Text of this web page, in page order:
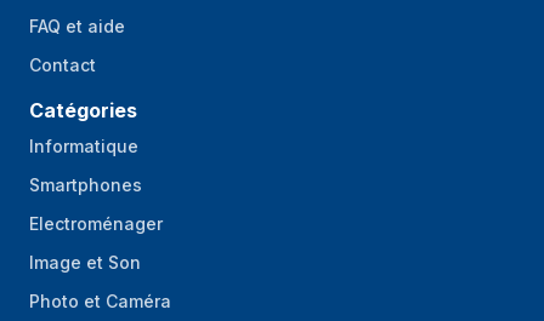
FAQ et aide
Contact
Catégories
Informatique
Smartphones
Electroménager
Image et Son
Photo et Caméra